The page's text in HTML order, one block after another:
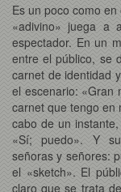
Es un poco como
«adivino» juega a
espectador. En un
entre el público, se
carnet de identidad
el escenario: «Gran
carnet que tengo en
cabo de un
«Sí; puedo». Y su
señoras y señores:
el «sketch». El
claro que se trata